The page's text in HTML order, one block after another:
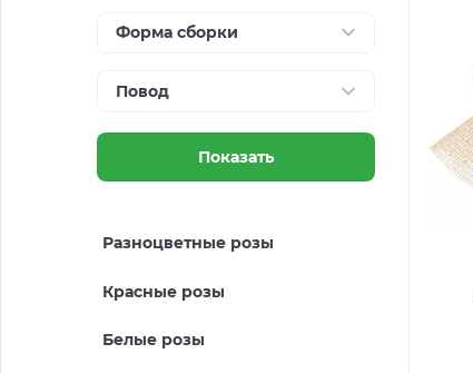
Форма сборки
Повод
Показать
Разноцветные розы
Красные розы
Белые розы